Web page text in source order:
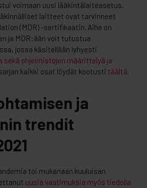
voimaan uusi lääkintälaiteasetus,
laitteet ovat tarvinneet
(MDR) -sertifikaatin. Aihe on
ja MDR:ään voit tutustua
jossa käsitellään lyhyesti
ohjelmistojen määrittelyä ja
kaikki osat löydät kootusti täältä.
ja
trendit
toi mukanaan kuuluisan
uusia vaatimuksia myös tiedolla